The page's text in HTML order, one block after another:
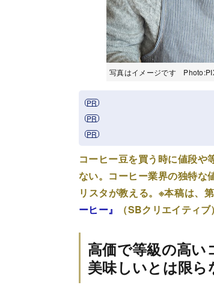
写真はイメージです
コーヒー豆を買う時に値段や
ない。コーヒー業界の独特な
リスタが教える。※本稿は、
ーヒー』
（SBクリエイティ
高価で等級の高い
美味しいとは限ら